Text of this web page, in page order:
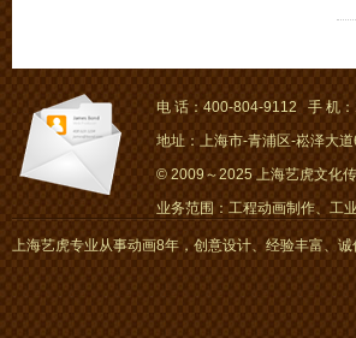
电 话：400-804-9112 手 机
地址：上海市-青浦区-崧泽大
© 2009～2025 上海艺虎文化
业务范围：工程动画制作、工
画、mg动画
上海艺虎专业从事动画8年，创意设计、经验丰富、